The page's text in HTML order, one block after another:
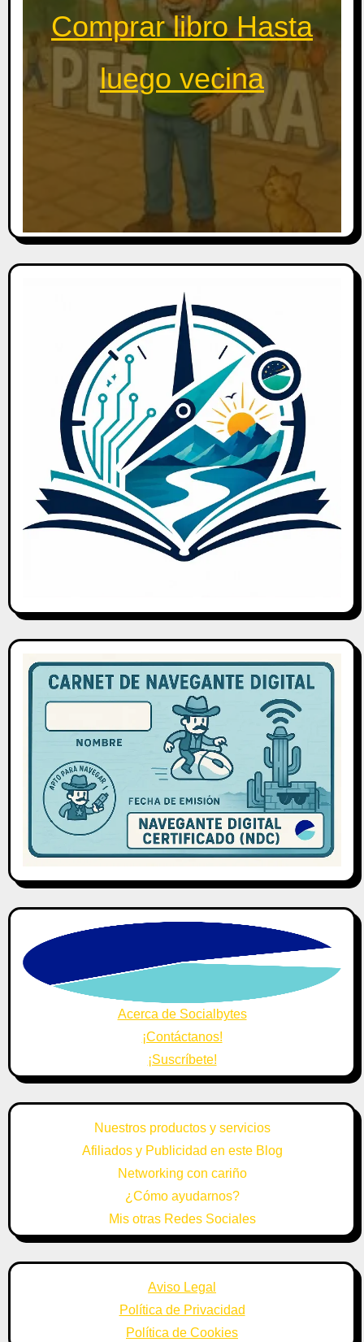
Comprar libro Hasta
luego vecina
Acerca de Socialbytes
¡Contáctanos!
¡Suscríbete!
Nuestros productos y servicios
Afiliados y Publicidad en este Blog
Networking con cariño
¿Cómo ayudarnos?
Mis otras Redes Sociales
Aviso Legal
Política de Privacidad
Política de Cookies